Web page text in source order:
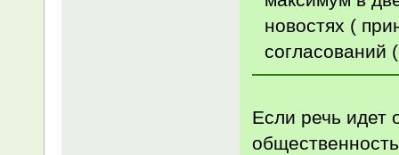
новостях (
согласований
Если речь идет